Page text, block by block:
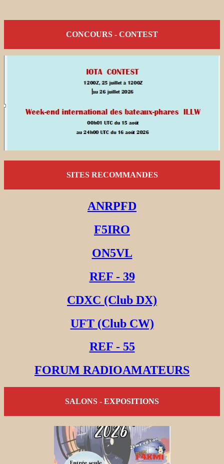
CONCOURS - CONTEST
SITES RECOMMANDES
ANRPFD
F5IRO
ON5VL
REF - 39
CDXC (Club DX)
UFT (Club CW)
REF - 55
FORUM RADIOAMATEURS
SALONS - EXPOSITIONS